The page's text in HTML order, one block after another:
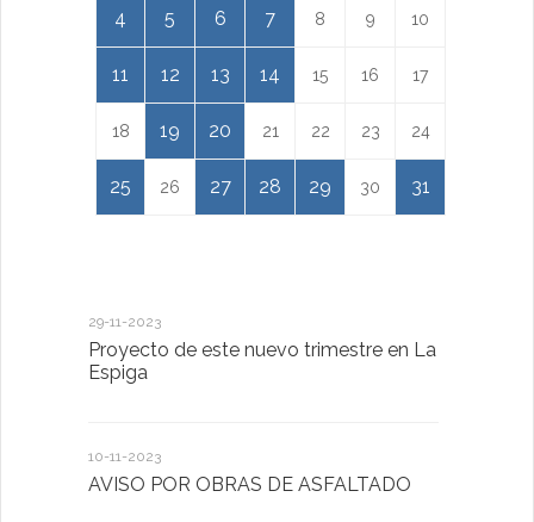
4 5 6 7 8 9 10
11 12 13 14 15 16 17
18 19 20 21 22 23 24
25 26 27 28 29 30 31
29-11-2023
Proyecto de este nuevo trimestre en La
Espiga
10-11-2023
AVISO POR OBRAS DE ASFALTADO